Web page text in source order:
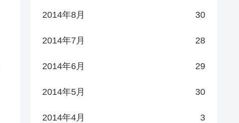
2014年8月 30
2014年7月 28
2014年6月 29
2014年5月 30
2014年4月 3